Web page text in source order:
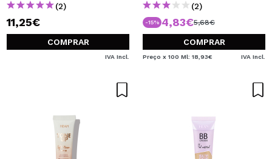
(2)
11,25€
COMPRAR
IVA Incl.
(2)
-15% 4,83€5,68€
COMPRAR
Preço x 100 Ml: 18,93€ IVA Incl.